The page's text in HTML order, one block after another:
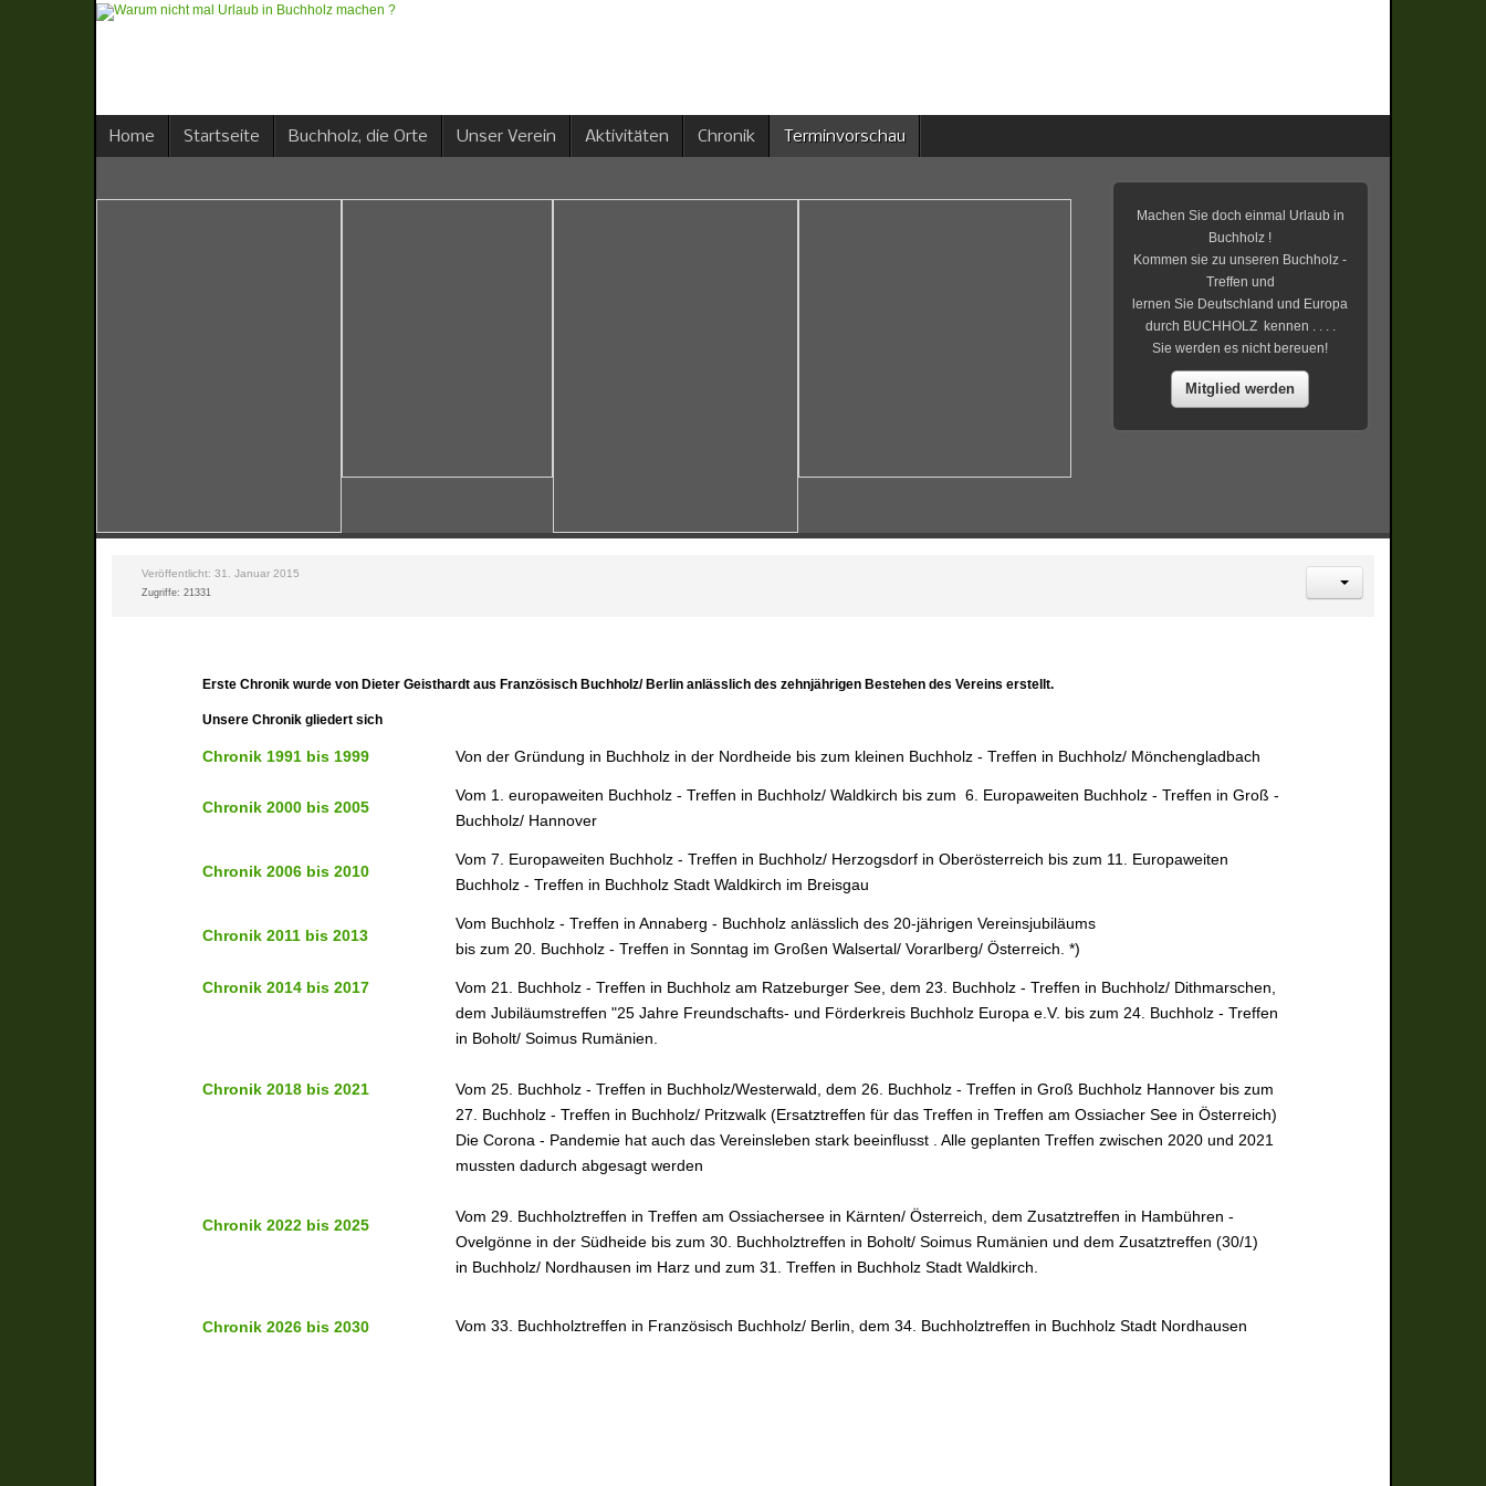
Home Startseite Buchholz, die Orte Unser Verein Aktivitäten Chronik Terminvorschau
Machen Sie doch einmal Urlaub in
Buchholz !
Kommen sie zu unseren Buchholz -
Treffen und
lernen Sie Deutschland und Europa
durch BUCHHOLZ kennen . . . .
Sie werden es nicht bereuen!
Mitglied werden
Veröffentlicht: 31. Januar 2015
Zugriffe: 21331
Erste Chronik wurde von Dieter Geisthardt aus Französisch Buchholz/ Berlin anlässlich des zehnjährigen Bestehen des Vereins erstellt.
Unsere Chronik gliedert sich
Chronik 1991 bis 1999 Von der Gründung in Buchholz in der Nordheide bis zum kleinen Buchholz - Treffen in Buchholz/ Mönchengladbach
Chronik 2000 bis 2005
Vom 1. europaweiten Buchholz - Treffen in Buchholz/ Waldkirch bis zum 6. Europaweiten Buchholz - Treffen in Groß -
Buchholz/ Hannover
Chronik 2006 bis 2010
Vom 7. Europaweiten Buchholz - Treffen in Buchholz/ Herzogsdorf in Oberösterreich bis zum 11. Europaweiten
Buchholz - Treffen in Buchholz Stadt Waldkirch im Breisgau
Chronik 2011 bis 2013
Vom Buchholz - Treffen in Annaberg - Buchholz anlässlich des 20-jährigen Vereinsjubiläums
bis zum 20. Buchholz - Treffen in Sonntag im Großen Walsertal/ Vorarlberg/ Österreich. *)
Chronik 2014 bis 2017
Chronik 2018 bis 2021
Chronik 2022 bis 2025
Chronik 2026 bis 2030
Vom 21. Buchholz - Treffen in Buchholz am Ratzeburger See, dem 23. Buchholz - Treffen in Buchholz/ Dithmarschen,
dem Jubiläumstreffen "25 Jahre Freundschafts- und Förderkreis Buchholz Europa e.V. bis zum 24. Buchholz - Treffen
in Boholt/ Soimus Rumänien.
Vom 25. Buchholz - Treffen in Buchholz/Westerwald, dem 26. Buchholz - Treffen in Groß Buchholz Hannover bis zum
27. Buchholz - Treffen in Buchholz/ Pritzwalk (Ersatztreffen für das Treffen in Treffen am Ossiacher See in Österreich)
Die Corona - Pandemie hat auch das Vereinsleben stark beeinflusst . Alle geplanten Treffen zwischen 2020 und 2021
mussten dadurch abgesagt werden
Vom 29. Buchholztreffen in Treffen am Ossiachersee in Kärnten/ Österreich, dem Zusatztreffen in Hambühren -
Ovelgönne in der Südheide bis zum 30. Buchholztreffen in Boholt/ Soimus Rumänien und dem Zusatztreffen (30/1)
in Buchholz/ Nordhausen im Harz und zum 31. Treffen in Buchholz Stadt Waldkirch.
Vom 33. Buchholztreffen in Französisch Buchholz/ Berlin, dem 34. Buchholztreffen in Buchholz Stadt Nordhausen